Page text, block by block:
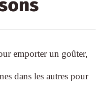
emporter un goûter,
dans les autres pour